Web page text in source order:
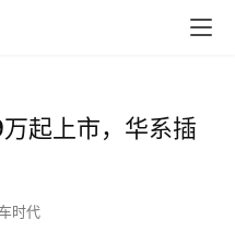
起上市，华系插
时代